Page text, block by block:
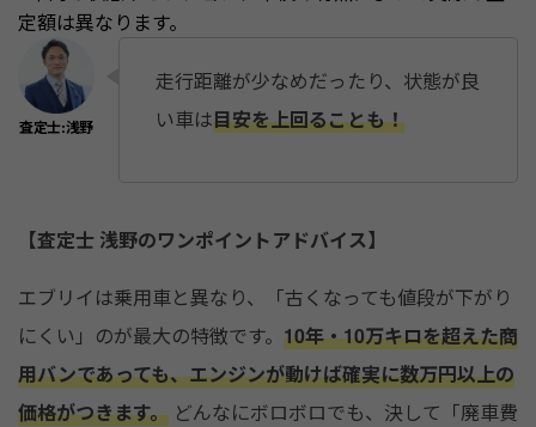
定額は異なります。
走行距離が少なめだったり、状態が良
い車は目安を上回ることも！
【査定士 浅野のワンポイントアドバイス】
エブリイは乗用車と異なり、「古くなっても値段が下がり
にくい」のが最大の特徴です。 10年・10万キロを超えた商
用バンであっても、エンジンが動けば確実に数万円以上の
価格がつきます。 どんなにボロボロでも、決して「廃車費